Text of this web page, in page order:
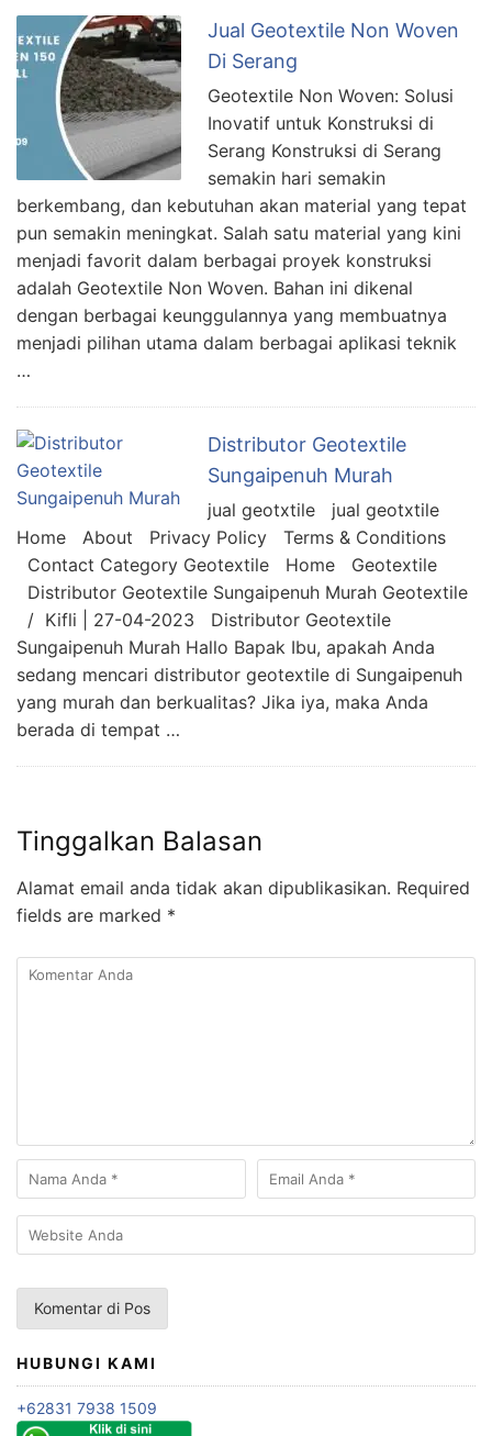
Jual Geotextile Non Woven
Di Serang
Geotextile Non Woven: Solusi
Inovatif untuk Konstruksi di
Serang Konstruksi di Serang
semakin hari semakin
berkembang, dan kebutuhan akan material yang tepat
pun semakin meningkat. Salah satu material yang kini
menjadi favorit dalam berbagai proyek konstruksi
adalah Geotextile Non Woven. Bahan ini dikenal
dengan berbagai keunggulannya yang membuatnya
menjadi pilihan utama dalam berbagai aplikasi teknik
…
Distributor Geotextile
Sungaipenuh Murah
jual geotxtile jual geotxtile
Home About Privacy Policy Terms & Conditions
Contact Category Geotextile Home Geotextile
Distributor Geotextile Sungaipenuh Murah Geotextile
/ Kifli | 27-04-2023 Distributor Geotextile
Sungaipenuh Murah Hallo Bapak Ibu, apakah Anda
sedang mencari distributor geotextile di Sungaipenuh
yang murah dan berkualitas? Jika iya, maka Anda
berada di tempat …
Tinggalkan Balasan
Alamat email anda tidak akan dipublikasikan. Required
fields are marked *
HUBUNGI KAMI
+62831 7938 1509